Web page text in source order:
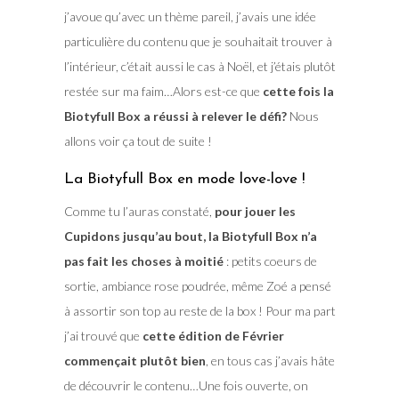
j’avoue qu’avec un thème pareil, j’avais une idée
particulière du contenu que je souhaitait trouver à
l’intérieur, c’était aussi le cas à Noël, et j’étais plutôt
restée sur ma faim…Alors est-ce que cette fois la
Biotyfull Box a réussi à relever le défi?Nous
allons voir ça tout de suite !
La Biotyfull Box en mode love-love !
Comme tu l’auras constaté, pour jouer les
Cupidons jusqu’au bout, la Biotyfull Box n’a
pas fait les choses à moitié: petits coeurs de
sortie, ambiance rose poudrée, même Zoé a pensé
à assortir son top au reste de la box ! Pour ma part
j’ai trouvé que cette édition de Février
commençait plutôt bien , en tous cas j’avais hâte
de découvrir le contenu…Une fois ouverte, on